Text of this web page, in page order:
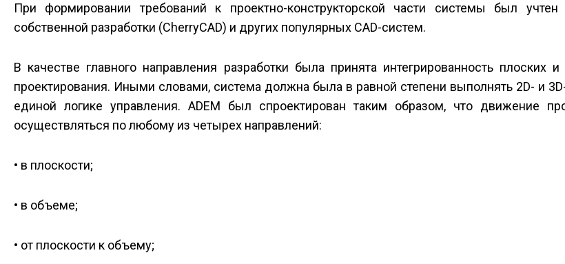
При формировании требований к проектно-конструкторской части системы был учтен
собственной разработки (CherryCAD) и других популярных CAD-систем.
В качестве главного направления разработки была принята интегрированность плоских
проектирования. Иными словами, система должна была в равной степени выполнять 2D- и
единой логике управления. ADEM был спроектирован таким образом, что движение
осуществляться по любому из четырех направлений:
• в плоскости;
• в объеме;
• от плоскости к объему;